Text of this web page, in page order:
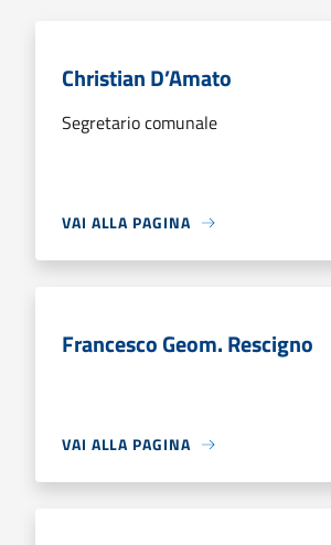
Christian D’Amato
Segretario comunale
VAI ALLA PAGINA
Francesco Geom. Rescigno
VAI ALLA PAGINA